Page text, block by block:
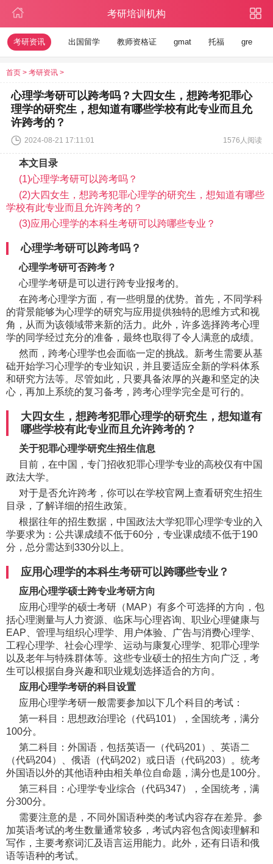
考研培训机构
考研资讯 出国留学 教师资格证 gmat 托福 gre
首页 > 考研资讯 >
心理学考研可以跨考吗？大四女生，想跨考犯罪心
理学的研究生，想知道有哪些学校有此专业而且允
许跨考的？
2024-08-21 17:11:01 1576人阅读
本文目录
(1)心理学考研可以跨考吗？
(2)大四女生，想跨考犯罪心理学的研究生，想知道有哪些
学校有此专业而且允许跨考的？
(3)应用心理学的本科生考研可以跨哪些专业？
心理学考研可以跨考吗？
心理学考研可否跨考？
心理学考研是可以进行跨专业报考的。
在跨考心理学方面，有一些明显的优势。首先，不同学科
的背景能够为心理学的研究与应用提供独特的思维方式和视
角，从而为该领域带来新的活力。此外，许多选择跨考心理
学的同学经过充分的准备，最终也取得了令人满意的成绩。
然而，跨考心理学也会面临一定的挑战。新考生需要从基
础开始学习心理学的专业知识，并且要适应全新的学科体系
和研究方法等。尽管如此，只要具备浓厚的兴趣和坚定的决
心，再加上系统的复习备考，跨考心理学完全是可行的。
大四女生，想跨考犯罪心理学的研究生，想知道有
哪些学校有此专业而且允许跨考的？
关于犯罪心理学研究生招生信息
目前，在中国，专门招收犯罪心理学专业的高校仅有中国
政法大学。
对于是否允许跨考，你可以在学校官网上查看研究生招生
目录，了解详细的招生政策。
根据往年的招生数据，中国政法大学犯罪心理学专业的入
学要求为：公共课成绩不低于60分，专业课成绩不低于190
分，总分需达到330分以上。
应用心理学的本科生考研可以跨哪些专业？
应用心理学硕士跨专业考研方向
应用心理学的硕士考研（MAP）有多个可选择的方向，包
括心理测量与人力资源、临床与心理咨询、职业心理健康与
EAP、管理与组织心理学、用户体验、广告与消费心理学、
工程心理学、社会心理学、运动与康复心理学、犯罪心理学
以及老年与特殊群体等。这些专业硕士的招生方向广泛，考
生可以根据自身兴趣和职业规划选择适合的方向。
应用心理学考研的科目设置
应用心理学考研一般需要参加以下几个科目的考试：
第一科目：思想政治理论（代码101），全国统考，满分
100分。
第二科目：外国语，包括英语一（代码201）、英语二
（代码204）、俄语（代码202）或日语（代码203）。统考
外国语以外的其他语种由相关单位自命题，满分也是100分。
第三科目：心理学专业综合（代码347），全国统考，满
分300分。
需要注意的是，不同外国语种类的考试内容存在差异。参
加英语考试的考生数量通常较多，考试内容包含阅读理解和
写作，主要考察词汇及语言运用能力。此外，还有日语和俄
语等语种的考试。